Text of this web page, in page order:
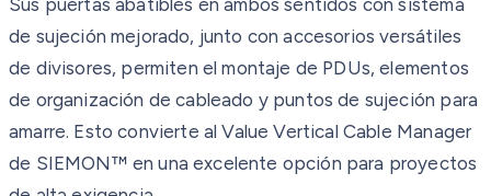
de sujeción mejorado, junto con accesorios versátiles
de divisores, permiten el montaje de PDUs, elementos
de organización de cableado y puntos de sujeción para
amarre. Esto convierte al Value Vertical Cable Manager
de SIEMON™ en una excelente opción para proyectos